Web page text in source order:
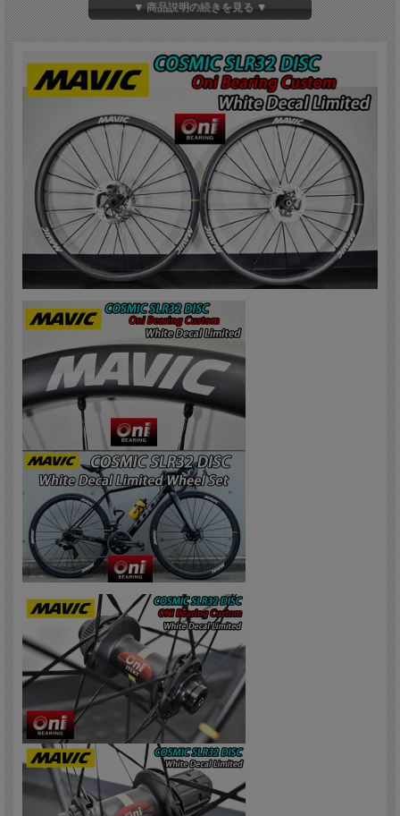
更に、今なら期間限定で送料無料サービス！（沖
MAVICの標準で付属するノーマルスチールベアリングに比べ、時速25km走行時で
約15W、時速35kmで約27Wのパワーを軽減することが可能な脅威の「鬼ベアリン
グ」。その「鬼ベアリング」を新品時から組み込んで販売際させていただきます。
ロードバイクホイールのハブ内部で理想的な軌道を動くように設計された「鬼ベア
リング」は、 負荷がかかった状態でも非常に回転がスムーズでよれをを抑え剛性
を高くキープできます。
また、セラミック製のベアリングには、適正量のグリスを適所に使うことで、抵抗
が非常に低い高精度の回転を実現しています。
非接触シールながら「ラビリンス構造」を用いることで防水＆防塵性能に優れ、そ
の耐久性能はJプロチームが実証済み。
（尚、ボールレースに傷が付く可能性がある為、高所からの落下は禁物です。また
停車時に洗車で水をかける行為はグリスが抜けるので絶対にダメです。）
ノーマルベアリングとの性能差は下記の動画を参照して下さい。
COSMIC SLR 32 DISCは軽量32mmリムとNewETRTOにより使いやすくなったチ
ューブレステクノロジーを備え、特にヒルクライムでの瞬時の加速パフォーマンス
を叶える超軽量ディスクブレーキホイールです。
その「COSMIC SLR 32 DISC」に鮮やかなMAVICロゴホワイトデカールをセット
した日本国内限定モデルが発売されました。
新しい軽量32mmリムと使いやすくなったロード チューブレス テクノロジーを備
え、特に急坂の上りでの瞬時の加速パフォーマンスを叶える超軽量ディスクブレー
キホイール。
瞬時の加速、クライミング能力を向上
■ディスクブレーキ用に最適化された高さ32mm/幅28mmのNACAプロファイルリム
■40gの軽量化を実現し、リムテープを不要にすることでさらに30gの軽量化をもた
らしたFOREカーボン
■マヴィック特許の軽量エアロスポーク
パワー伝達を向上させる高剛性ホイール
■FOREカーボン テクノロジーによってリムの上部ブリッジに穴が開かないので、
リムの高剛性をキープ
■新登場のインフィニティ ハブプラットフォーム：高剛性アクスル、耐久性の高い
ベアリング、スポーク組みとスポークテンションを最適化させた新しいハブデザイ
■瞬時のパワー伝達をもたらすID360 テクノロジー
使いやすいチューブレスシステムで、スピード性、快適性、制御性を高める改善さ
れたUSTロード
■チューブがないので摩擦が少なく、効率性とグリップ力がアップし、リム打ちパ
ンクのリスクが軽減
■リムベッドの形状が新しくなり、タイヤの着脱が容易に
■FOREカーボンドリル加工がリムテープを不要に
対応タイヤ：チューブレスレディー、チューブレス、クリンチャー
▼ 商品説明の続きを見る ▼